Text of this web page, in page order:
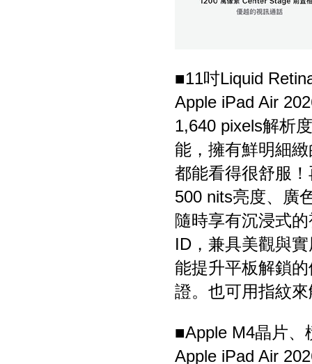
■11吋Liquid
Apple iPad Air
1,640 pixels解析
能，擁有鮮明細
都能看得很舒服
500 nits亮度、廣
隨時享有沉浸式
ID，兼具美觀與
能提升平板解鎖
證。也可用指紋
■Apple M4晶片、
Apple iPad Air